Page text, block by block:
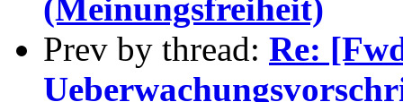
(Meinungsfreiheit)
Prev by thread: Re: